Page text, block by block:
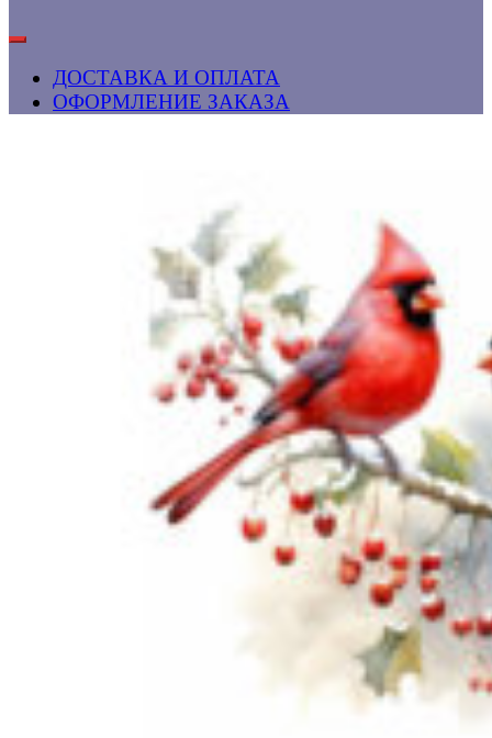
ДОСТАВКА И ОПЛАТА
ОФОРМЛЕНИЕ ЗАКАЗА